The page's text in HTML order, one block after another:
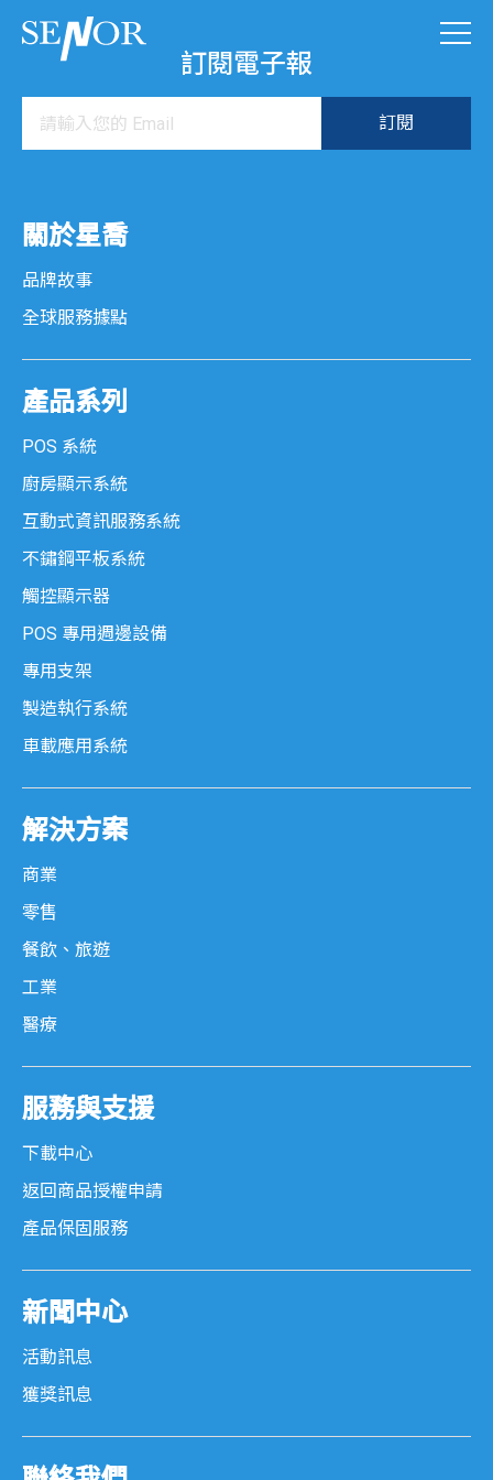
訂閱電子報
關於星喬
品牌故事
全球服務據點
產品系列
POS 系統
廚房顯示系統
互動式資訊服務系統
不鏽鋼平板系統
觸控顯示器
POS 專用週邊設備
專用支架
製造執行系統
車載應用系統
解決方案
商業
零售
餐飲、旅遊
工業
醫療
服務與支援
下載中心
返回商品授權申請
產品保固服務
新聞中心
活動訊息
獲獎訊息